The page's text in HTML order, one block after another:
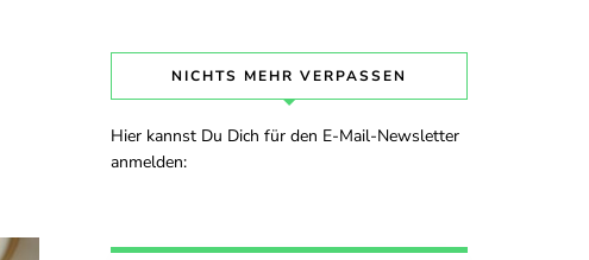
NICHTS MEHR VERPASSEN
Hier kannst Du Dich für den E-Mail-Newsletter
anmelden: